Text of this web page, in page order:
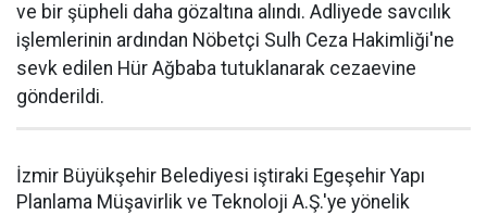
ve bir şüpheli daha gözaltına alındı. Adliyede savcılık
işlemlerinin ardından Nöbetçi Sulh Ceza Hakimliği'ne
sevk edilen Hür Ağbaba tutuklanarak cezaevine
gönderildi.
İzmir Büyükşehir Belediyesi iştiraki Egeşehir Yapı
Planlama Müşavirlik ve Teknoloji A.Ş.'ye yönelik